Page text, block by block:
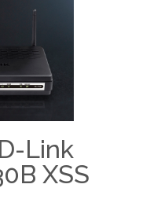
Link
XSS